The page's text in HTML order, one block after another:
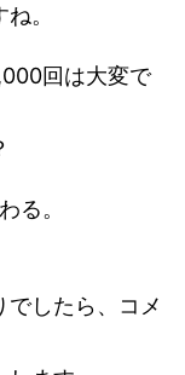
。
回は大変で
る。
でしたら、コメ